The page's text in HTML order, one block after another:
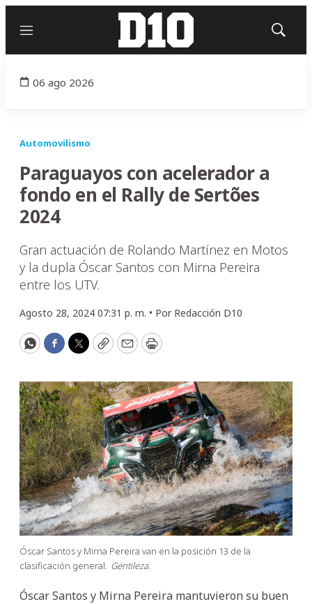
Menú
Mostrar
06 ago 2026
Automovilismo
Paraguayos con acelerador a
fondo en el Rally de Sertões
2024
Gran actuación de Rolando Martínez en Motos
y la dupla Óscar Santos con Mirna Pereira
entre los UTV.
Agosto 28, 2024 07:31 p. m. • Por Redacción D10
WhatsApp
Facebook
Twitter
CopyEmailPrint
Óscar Santos y Mirna Pereira van en la posición 13 de la
clasificación general. Gentileza.
Óscar Santos y Mirna Pereira mantuvieron su buen